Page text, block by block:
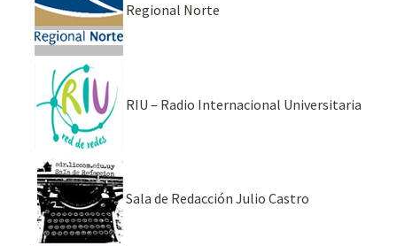
Regional Norte
RIU – Radio Internacional Universitaria
Sala de Redacción Julio Castro